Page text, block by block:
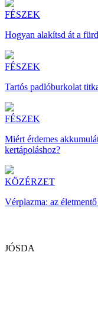
FÉSZEK
Hogyan alakítsd át a
FÉSZEK
Tartós padlóburkolat
FÉSZEK
Miért érdemes
kertápoláshoz?
KÖZÉRZET
Vérplazma: az
JÓSDA